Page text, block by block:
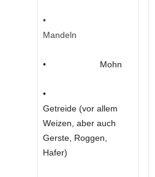
•
Mandeln
• Mohn
•
Getreide (vor allem
Weizen, aber auch
Gerste, Roggen,
Hafer)